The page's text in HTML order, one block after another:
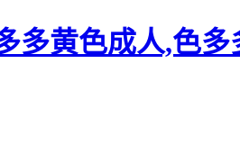
多黄色成人,色